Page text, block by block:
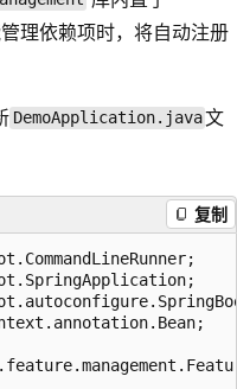
理依赖项时，将自动注册
DemoApplication.java文
复制